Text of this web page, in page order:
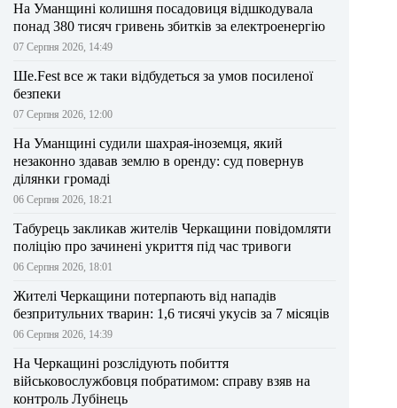
На Уманщині колишня посадовиця відшкодувала
понад 380 тисяч гривень збитків за електроенергію
07 Серпня 2026, 14:49
Ше.Fest все ж таки відбудеться за умов посиленої
безпеки
07 Серпня 2026, 12:00
На Уманщині судили шахрая-іноземця, який
незаконно здавав землю в оренду: суд повернув
ділянки громаді
06 Серпня 2026, 18:21
Табурець закликав жителів Черкащини повідомляти
поліцію про зачинені укриття під час тривоги
06 Серпня 2026, 18:01
Жителі Черкащини потерпають від нападів
безпритульних тварин: 1,6 тисячі укусів за 7 місяців
06 Серпня 2026, 14:39
На Черкащині розслідують побиття
військовослужбовця побратимом: справу взяв на
контроль Лубінець